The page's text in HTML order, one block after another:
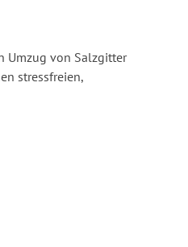
Umzug von Salzgitter
stressfreien,